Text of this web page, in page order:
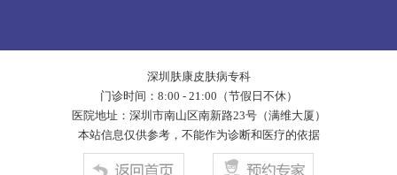
深圳肤康皮肤病专科
门诊时间：8:00 - 21:00（节假日不休）
医院地址：深圳市南山区南新路23号（满维大厦）
本站信息仅供参考，不能作为诊断和医疗的依据